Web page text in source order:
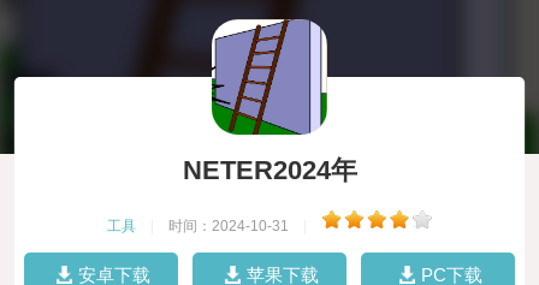
NETER2024年
工具 时间：2024-10-31
安卓下载 苹果下载 PC下载